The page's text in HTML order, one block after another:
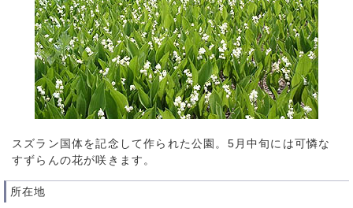
スズラン国体を記念して作られた公園。5月中旬には可憐な
すずらんの花が咲きます。
所在地